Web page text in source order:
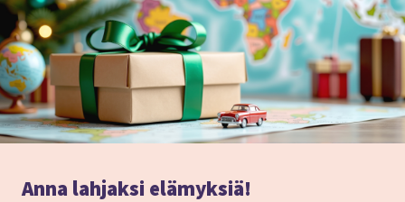
Anna lahjaksi elämyksiä!